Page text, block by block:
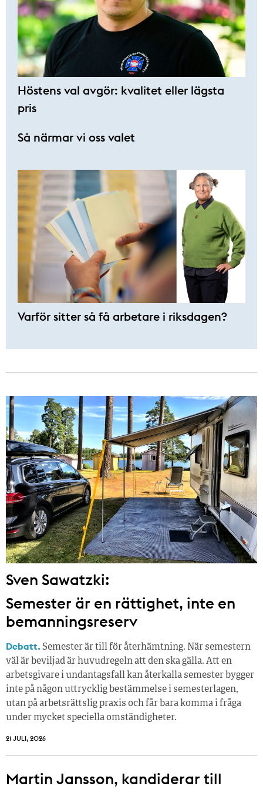
Höstens val avgör: kvalitet eller lägsta
pris
Så närmar vi oss valet
Varför sitter så få ­arbetare i riksdagen?
Sven Sawatzki:
Semester är en rättighet, inte en
bemanningsreserv
Debatt.Semester är till för återhämtning. När semestern
väl är beviljad är huvudregeln att den ska gälla. Att en
arbetsgivare i undantagsfall kan återkalla semester bygger
inte på någon uttrycklig bestämmelse i semesterlagen,
utan på arbetsrättslig praxis och får bara komma i fråga
under mycket speciella omständigheter.
21 JULI, 2026
Martin Jansson, kandiderar till